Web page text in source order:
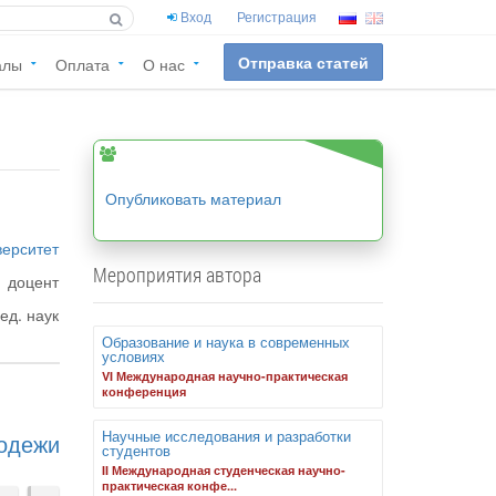
Вход Регистрация
Оплата О нас Отправка статей
доцент
наук
Опубликовать материал
Мероприятия автора
Образование и наука в современных
условиях
VI Международная научно-практическая
конференция
Научные исследования и разработки
студентов
II Международная студенческая научно-
практическая конфе...